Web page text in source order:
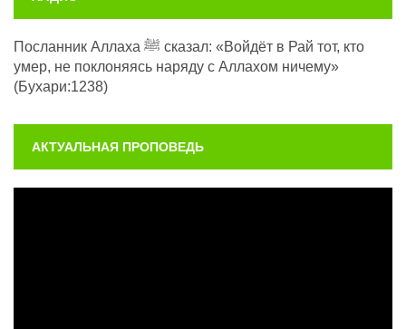
Посланник Аллаха ﷺ сказал: «Войдёт в Рай тот, кто
умер, не поклоняясь наряду с Аллахом ничему»
(Бухари:1238)
АКТУАЛЬНАЯ ПРОПОВЕДЬ